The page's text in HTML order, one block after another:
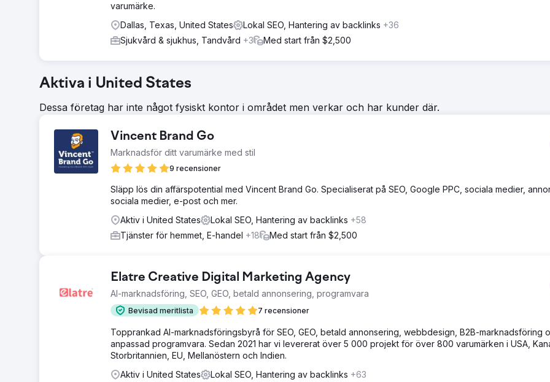
varumärke.
Dallas, Texas, United States
Lokal SEO, Hantering av backlinks +36
Sjukvård & sjukhus, Tandvård +3 Med start från $2,500
Aktiva i United States
Dessa företag har inte något fysiskt kontor i området men verkar och har kunder där.
Vincent Brand Go
Marknadsför ditt varumärke med stil
9 recensioner
Släpp lös din affärspotential med Vincent Brand Go. Specialiserat på SEO, Google PPC, sociala medier,
sociala medier, e-post och mer.
Aktiv i United States
Lokal SEO, Hantering av backlinks +58
Tjänster för hemmet, E-handel +18 Med start från $2,500
Elatre Creative Digital Marketing Agency
AI-marknadsföring, SEO, GEO, betald annonsering, programvara
Bevisad meritlista 7 recensioner
Topprankad AI-marknadsföringsbyrå för SEO, GEO, betald annonsering, webbdesign, B2B-marknadsföring
anpassad programvara. Sedan 2021 har vi levererat över 5 000 projekt för över 800 varumärken i USA,
Storbritannien, EU, Mellanöstern och Indien.
Aktiv i United States
Lokal SEO, Hantering av backlinks +63